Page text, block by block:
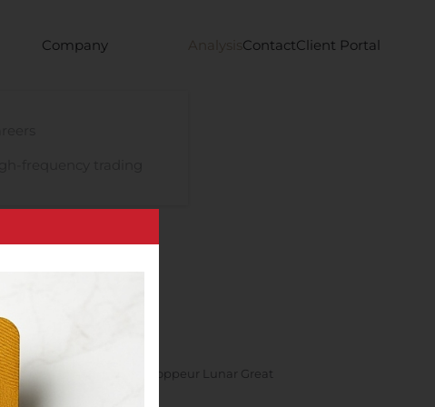
Company Analysis ContactClient Portal
dans le capital du developpeur Lunar Great